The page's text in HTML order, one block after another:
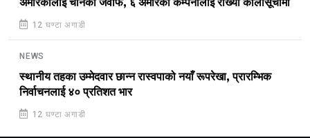
अमेरिकालाई चीनको जवाफ, ६ अमेरिकी कम्पनीलाई राख्यो कालोसूचीमा
12 घण्टा अगाडी
NEWS
स्थानीय तहका उम्मेदवार छान्न रास्वपाको नयाँ रूपरेखा, प्रारम्भिक
निर्वाचनलाई ४० प्रतिशत भार
12 घण्टा अगाडी